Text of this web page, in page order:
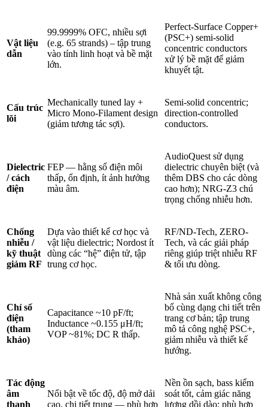
Vật liệu
dẫn
99.9999% OFC, nhiều sợi
(e.g. 65 strands) – tập trung
vào tính linh hoạt và bề mặt
lớn.
Perfect-Surface Copper+
(PSC+) semi-solid
concentric conductors
xử lý bề mặt để giảm
khuyết tật.
Cấu trúc
lõi
Mechanically tuned lay +
Micro Mono-Filament design
(giảm tương tác sợi).
Semi-solid concentric;
direction-controlled
conductors.
Dielectric
/ cách
điện
FEP — hằng số điện môi
thấp, ổn định, ít ảnh hưởng
màu âm.
AudioQuest sử dụng
dielectric chuyên biệt (và
thêm DBS cho các dòng
cao hơn); NRG-Z3 chú
trọng chống nhiễu hơn.
Chống
nhiễu /
kỹ thuật
giảm RF
Dựa vào thiết kế cơ học và
vật liệu dielectric; Nordost ít
dùng các “hệ” điện tử, tập
trung cơ học.
RF/ND-Tech, ZERO-
Tech, và các giải pháp
riêng giúp triệt nhiễu RF
& tối ưu dòng.
Chỉ số
điện
(tham
khảo)
Capacitance ~10 pF/ft;
Inductance ~0.155 μH/ft;
VOP ~81%; DC R thấp.
Nhà sản xuất không công
bố cùng dạng chi tiết trên
trang cơ bản; tập trung
mô tả công nghệ PSC+,
giảm nhiễu và thiết kế
hướng.
Tác động
âm
thanh
Nổi bật về tốc độ, độ mở dải
cao, chi tiết trung — phù hợp
Nền ồn sạch, bass kiểm
soát tốt, cảm giác năng
lượng dồi dào; phù hợp